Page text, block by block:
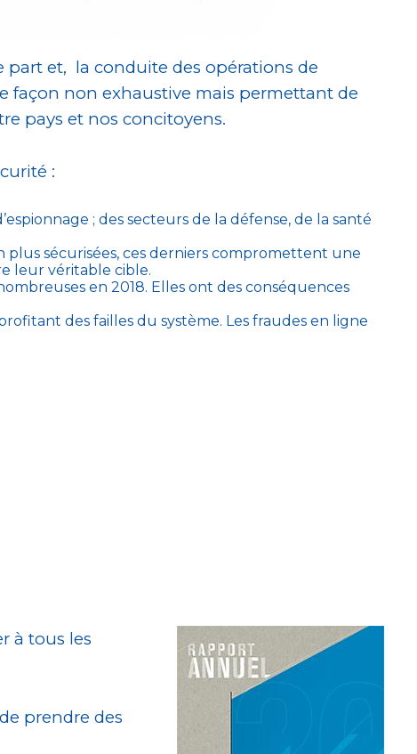
part et, la conduite des opérations de
façon non exhaustive mais permettant de
pays et nos concitoyens.
:
; des secteurs de la défense, de la santé
sécurisées, ces derniers compromettent une
leur véritable cible.
en 2018. Elles ont des conséquences
des failles du système. Les fraudes en ligne
à tous les
prendre des